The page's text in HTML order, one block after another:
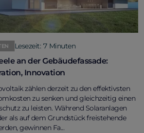
Lesezeit: 7 Minuten
an der Gebäudefassade:
Innovation
zählen derzeit zu den effektivsten
zu senken und gleichzeitig einen
zu leisten. Während Solaranlagen
als auf dem Grundstück freistehende
gewinnen Fa...